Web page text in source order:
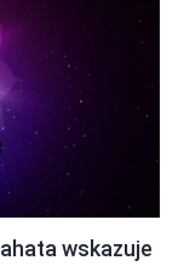
wskazuje